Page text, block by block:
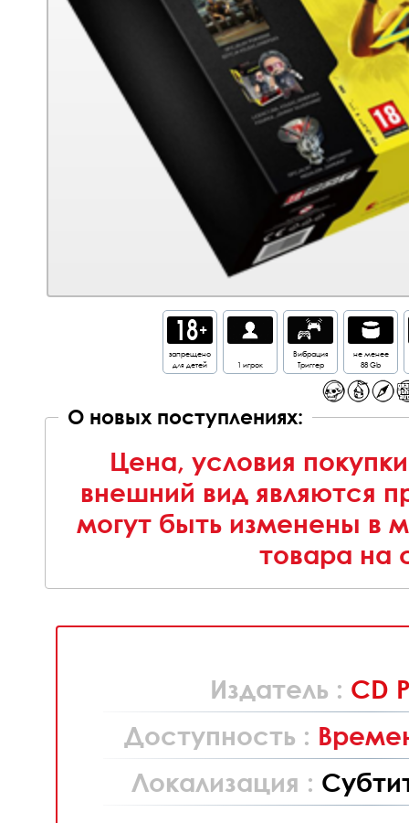
запрещено
для детей
1 игрок
Вибрация
Триггер
не менее
88 Gb
О новых поступлениях:
Цена, условия
внешний вид являются
могут быть изменены в
товара на
Издатель : CD
Доступность :
Локализация :